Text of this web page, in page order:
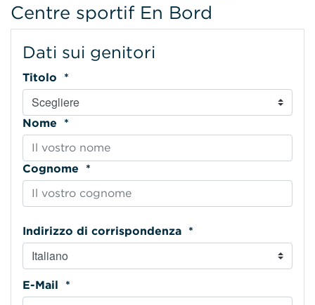
Centre sportif En Bord
Dati sui genitori
Titolo *
Nome *
Cognome *
Indirizzo di corrispondenza *
E-Mail *